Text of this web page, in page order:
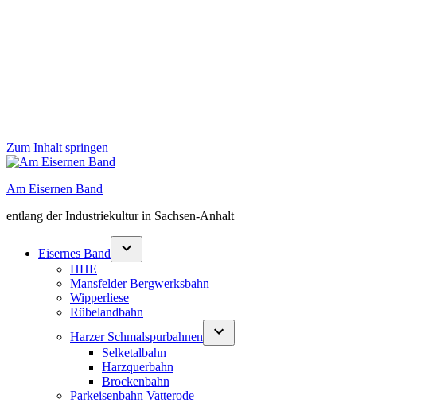
Zum Inhalt springen
Am Eisernen Band
entlang der Industriekultur in Sachsen-Anhalt
Eisernes Band
HHE
Mansfelder Bergwerksbahn
Wipperliese
Rübelandbahn
Harzer Schmalspurbahnen
Selketalbahn
Harzquerbahn
Brockenbahn
Parkeisenbahn Vatterode